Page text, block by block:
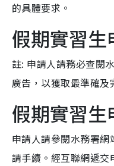
的具體要求。
假期實習
註: 申請人請務必查閱
廣告，以獲取最準確及
假期實習生
申請人請參閱水務署
請手續。經互聯網遞